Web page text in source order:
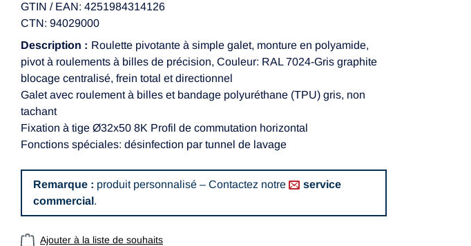
GTIN / EAN: 4251984314126
CTN: 94029000
Description : Roulette pivotante à simple galet, monture en polyamide,
pivot à roulements à billes de précision, Couleur: RAL 7024-Gris graphite
blocage centralisé, frein total et directionnel
Galet avec roulement à billes et bandage polyuréthane (TPU) gris, non
tachant
Fixation à tige Ø32x50 8K Profil de commutation horizontal
Fonctions spéciales: désinfection par tunnel de lavage
Remarque : produit personnalisé – Contactez notre
service
commercial.
Ajouter à la liste de souhaits